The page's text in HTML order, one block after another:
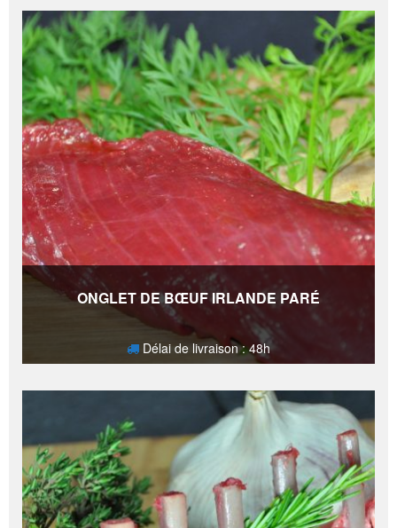
ONGLET DE BŒUF IRLANDE PARÉ
Délai de livraison : 48h